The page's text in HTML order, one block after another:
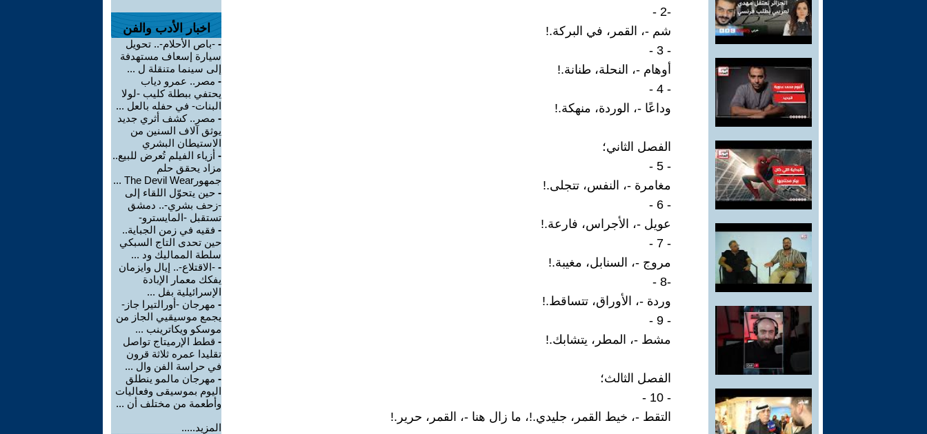
-2 -
شم -، القمر، في البركة.!
- 3 -
أوهام -، النحلة، طنانة.!
- 4 -
وداعًا -، الوردة، منهكة.!
الفصل الثاني؛
- 5 -
مغامرة -، النفس، تتجلى.!
- 6 -
عويل -، الأجراس، فارعة.!
- 7 -
مروج -، السنابل، مغيبة.!
-8 -
وردة -، الأوراق، تتساقط.!
- 9 -
مشط -، المطر، يتشابك.!
الفصل الثالث؛
- 10 -
التقط -، خيط القمر، جليدي.!، ما زال هنا -، القمر، حرير.!
اخبار الأدب والفن
- -باص الأحلام-.. تحويل
سيارة إسعاف مستهدفة
إلى سينما متنقلة ل ...
- مصر.. عمرو دياب
يحتفي ببطلة كليب -لولا
البنات- في حفله بالعل ...
- مصر.. كشف أثري جديد
يوثق آلاف السنين من
الاستيطان البشري
- أزياء الفيلم تُعرض للبيع..
مزاد يحقق حلم
جمهورThe Devil Wear ...
- حين يتحوّل اللقاء إلى
-زحف بشري-.. دمشق
تستقبل -المايسترو-
- فقيه في زمن الجباية..
حين تحدى التاج السبكي
سلطة المماليك ود ...
- -الاقتلاع-.. إيال وايزمان
يفكك معمار الإبادة
الإسرائيلية بفل ...
- مهرجان -أورالتيرا جاز-
يجمع موسيقيي الجاز من
موسكو ويكاترينب ...
- قطط الإرميتاج تواصل
تقليدا عمره ثلاثة قرون
في حراسة الفن وال ...
- مهرجان مالمو ينطلق
اليوم بموسيقى وفعاليات
وأطعمة من مختلف أن ...
المزيد.....